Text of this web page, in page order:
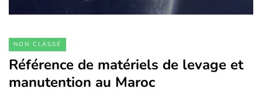
NON CLASSÉ
Référence de matériels de levage et
manutention au Maroc